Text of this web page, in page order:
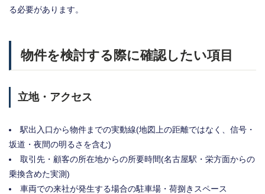
る必要があります。
物件を検討する際に確認したい項目
立地・アクセス
駅出入口から物件までの実動線(地図上の距離ではなく、信号・
坂道・夜間の明るさを含む)
取引先・顧客の所在地からの所要時間(名古屋駅・栄方面からの
乗換含めた実測)
車両での来社が発生する場合の駐車場・荷捌きスペース